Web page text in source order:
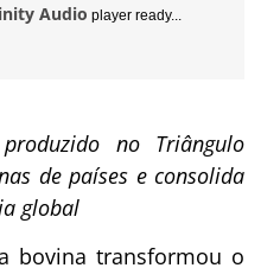
Audio player ready...
no Triângulo
de países e consolida
global
bovina transformou o